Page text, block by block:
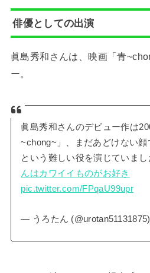
俳優としての出演
眞島秀和さんは、映画「青
ー。
眞島秀和さんのデビュー作は
~chong~」、まだあどけない
という難しい役を演じていまし
んはカワイイものがお好き
pic.twitter.com/FPqaU99upr
— うろたん (@urotan51131875)